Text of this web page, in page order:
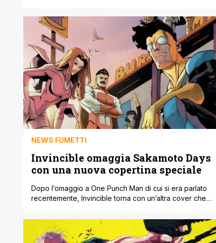
pubblicato il quarto appuntamento del progetto
'Seasonal Visuals'. Questa iniziativa mensile, ispirata
direttamente all'opera originale di Yuto Suzuki, regala ai
lettori una serie di illustrazioni inedite accompagnate da
un piccolo [']
NEWS FUMETTI
Invincible omaggia Sakamoto Days
con una nuova copertina speciale
Dopo l’omaggio a One Punch Man di cui si era parlato
recentemente, Invincible torna con un’altra cover che
riferimento è a Sakamoto Days, il manga creato da Yuto
Suzuki. La nuova copertina variant riprende infatti lo stile
e l’impostazione di una delle immagini più riconoscibili